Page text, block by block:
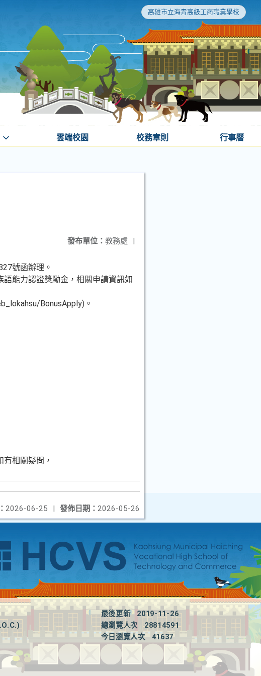
高雄市立海青高級工商職業學校
雲端校園 校務章則 行事曆
發布單位： 教務處 |
號函辦理。
能力認證獎勵金，相關申請資訊如
BonusApply)。
相關疑問，
發佈日期： 2026-05-26
2026-06-25 |
最後更新
2019-11-26
總瀏覽人次
28814591
今日瀏覽人次
41637